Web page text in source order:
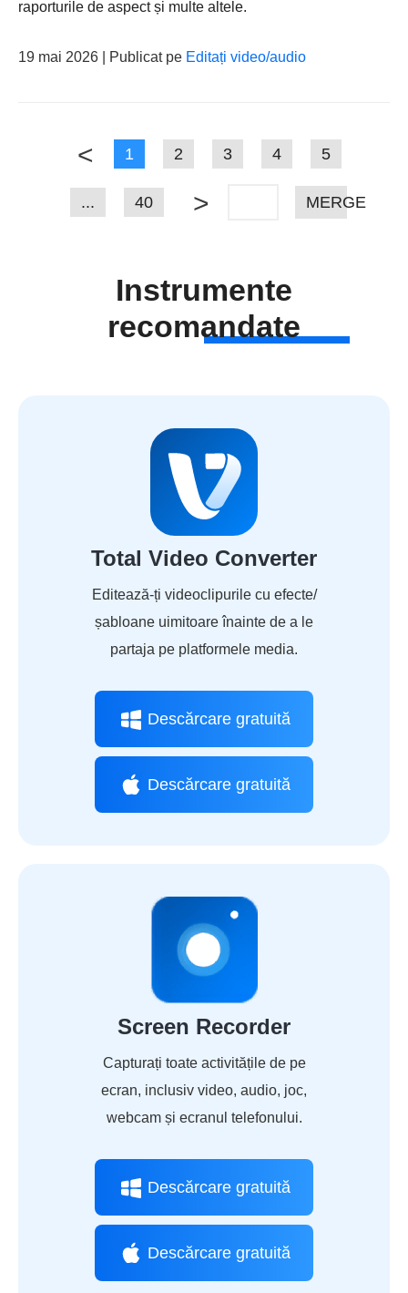
raporturile de aspect și multe altele.
19 mai 2026 | Publicat pe Editați video/audio
< 1 2 3 4 5
... 40 > MERGE
Instrumente
recomandate
Total Video Converter
Editează-ți videoclipurile cu efecte/
șabloane uimitoare înainte de a le
partaja pe platformele media.
Descărcare gratuită
Descărcare gratuită
Screen Recorder
Capturați toate activitățile de pe
ecran, inclusiv video, audio, joc,
webcam și ecranul telefonului.
Descărcare gratuită
Descărcare gratuită